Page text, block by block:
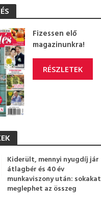
Fizessen elő
magazinunkra!
RÉSZLETEK
Kiderült, mennyi nyugdíj jár
átlagbér és 40 év
munkaviszony után: sokakat
meglephet az összeg